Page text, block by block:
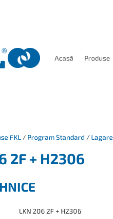
Acasă Produse
FKL / Program Standard / Lagare
2F + H2306
LKN 206 2F + H2306